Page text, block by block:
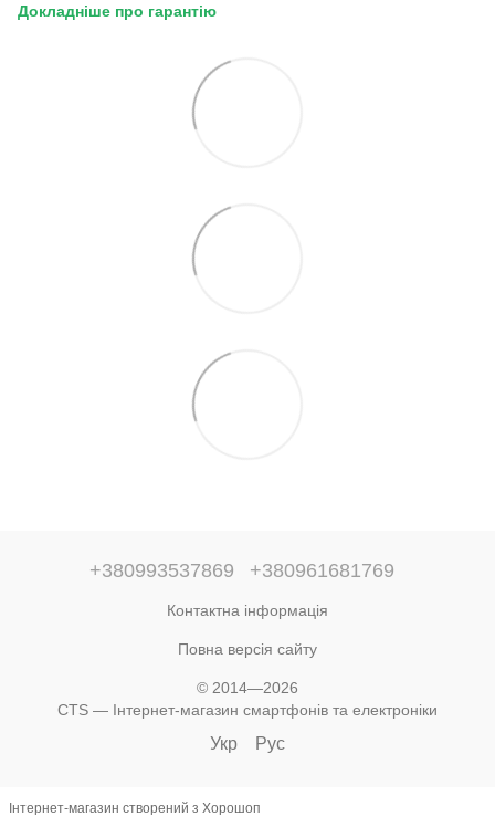
Докладніше про гарантію
+380993537869 +380961681769
Контактна інформація
Повна версія сайту
© 2014—2026
CTS — Інтернет-магазин смартфонів та електроніки
Укр Рус
Інтернет-магазин створений з Хорошоп